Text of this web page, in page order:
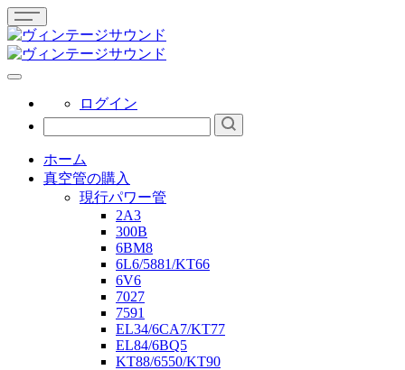
ログイン
ホーム
真空管の購入
現行パワー管
2A3
300B
6BM8
6L6/5881/KT66
6V6
7027
7591
EL34/6CA7/KT77
EL84/6BQ5
KT88/6550/KT90